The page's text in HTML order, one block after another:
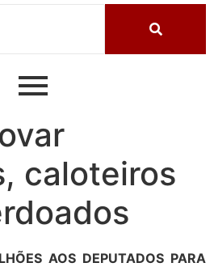
caloteiros
AOS DEPUTADOS PARA